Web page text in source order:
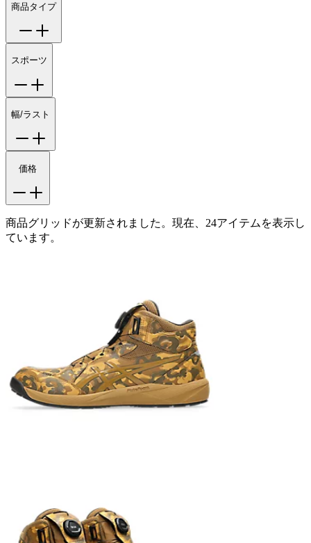
商品タイプ
スポーツ
幅/ラスト
価格
商品グリッドが更新されました。現在、24アイテムを表示し
ています。